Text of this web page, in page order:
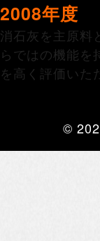
2008年度
消石灰を主原料
らではの機能を
を高く評価いた
©